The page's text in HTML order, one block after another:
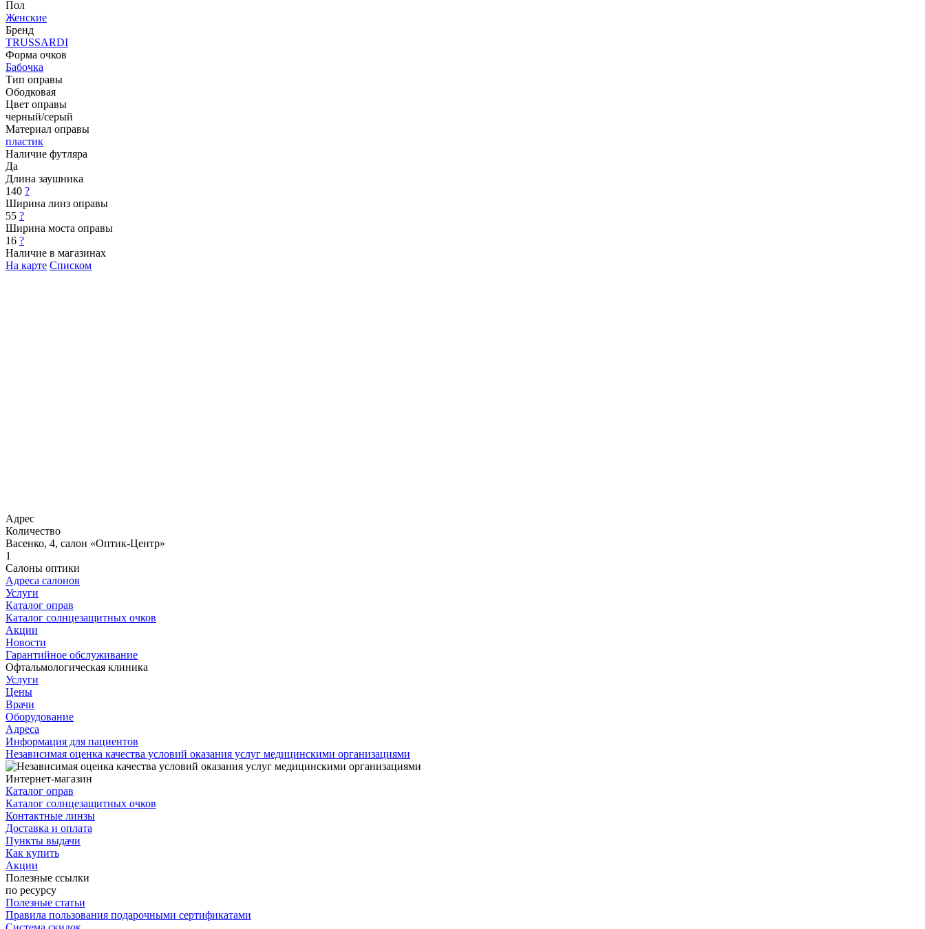
Пол
Женские
Бренд
TRUSSARDI
Форма очков
Бабочка
Тип оправы
Ободковая
Цвет оправы
черный/серый
Материал оправы
пластик
Наличие футляра
Да
Длина заушника
140 ?
Ширина линз оправы
55 ?
Ширина моста оправы
16 ?
Наличие в магазинах
На карте Списком
Адрес
Количество
Васенко, 4, салон «Оптик-Центр»
1
Салоны оптики
Адреса салонов
Услуги
Каталог оправ
Каталог солнцезащитных очков
Акции
Новости
Гарантийное обслуживание
Офтальмологическая клиника
Услуги
Цены
Врачи
Оборудование
Адреса
Информация для пациентов
Независимая оценка качества условий оказания услуг медицинскими организациями
Интернет-магазин
Каталог оправ
Каталог солнцезащитных очков
Контактные линзы
Доставка и оплата
Пункты выдачи
Как купить
Акции
Полезные ссылки
по ресурсу
Полезные статьи
Правила пользования подарочными сертификатами